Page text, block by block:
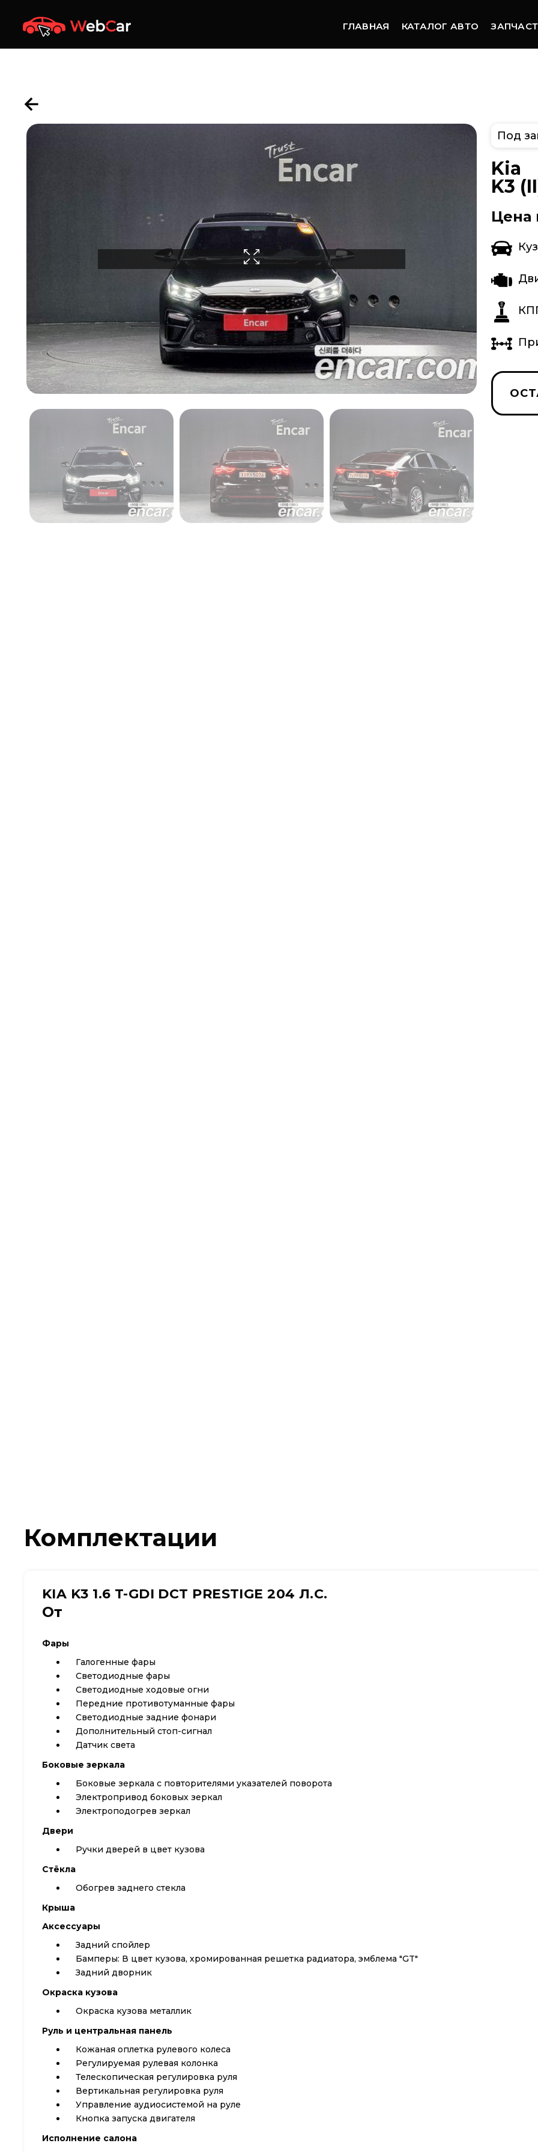
ГЛАВНАЯ КАТАЛОГ АВТО
Под
Kia
K3
Цена
Комплектации
KIA K3 1.6 T-GDI DCT PRESTIGE 204 Л.С.
От
Фары
Галогенные фары
Светодиодные фары
Светодиодные ходовые огни
Передние противотуманные фары
Cветодиодные задние фонари
Дополнительный стоп-сигнал
Датчик света
Боковые зеркала
Боковые зеркала с повторителями указателей поворота
Электропривод боковых зеркал
Электроподогрев зеркал
Двери
Ручки дверей в цвет кузова
Стёкла
Обогрев заднего стекла
Крыша
Аксессуары
Задний спойлер
Бамперы: В цвет кузова, хромированная решетка радиатора, эмблема "GT"
Задний дворник
Окраска кузова
Окраска кузова металлик
Руль и центральная панель
Кожаная оплетка рулевого колеса
Регулируемая рулевая колонка
Телескопическая регулировка руля
Вертикальная регулировка руля
Управление аудиосистемой на руле
Кнопка запуска двигателя
Исполнение салона